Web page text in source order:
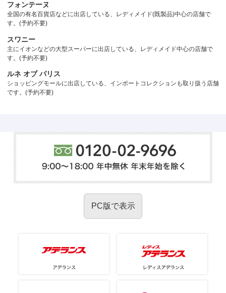
フォンテーヌ
全国の有名百貨店などに出店している、レディメイド(既製品)中心の店舗で
す。(予約不要)
スワニー
主にイオンなどの大型スーパーに出店している、レディメイド中心の店舗で
す。(予約不要)
ルネ オブ パリス
ショッピングモールに出店している、インポートコレクションも取り扱う店舗
です。(予約不要)
PC版で表示